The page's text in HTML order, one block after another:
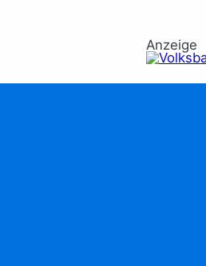
Anzeige